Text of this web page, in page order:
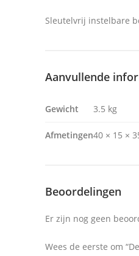
Sleutelvrij instelbare
Aanvullende
Gewicht 3.5 kg
Afmetingen40 × 15 ×
Beoordelingen
Er zijn nog geen
Wees de eerste om